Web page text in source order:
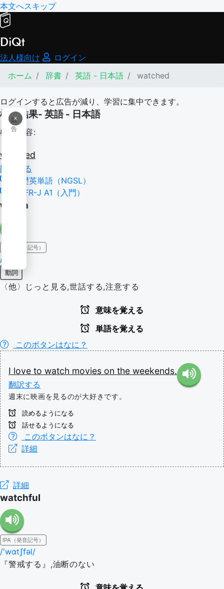
本文へスキップ
DiQt
法人様向け
ログイン
ホーム
辞書 英語 - 日本語 watched
ログインすると広告が減り、学習に集中できます。
×
広
告
検索結果- 英語 - 日本語
検索内容:
watched
翻訳する
基礎英単語（NGSL）
CEFR-J A1（入門）
watch
IPA（発音記号）
/wɑtʃ/
動詞
〈他〉じっと見る,世話する,注意する
意味を覚える
単語を覚える
このボタンはなに？
I love to watch movies on the weekends.
翻訳する
週末に映画を見るのが大好きです。
読めるようになる
話せるようになる
このボタンはなに？
詳細
詳細
watchful
IPA（発音記号）
/'wɑtʃfəl/
『警戒する』,油断のない